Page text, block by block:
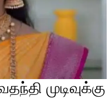
முடிவுக்கு